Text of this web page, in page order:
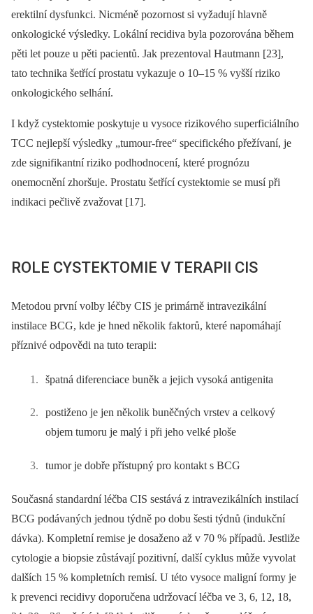
erektilní dysfunkci. Nicméně pozornost si vyžadují hlavně
onkologické výsledky. Lokální recidiva byla pozorována během
pěti let pouze u pěti pacientů. Jak prezentoval Hautmann [23],
tato technika šetřící prostatu vykazuje o 10–15 % vyšší riziko
onkologického selhání.
I když cystektomie poskytuje u vysoce rizikového superficiálního
TCC nejlepší výsledky „tumour-free“ specifického přežívaní, je
zde signifikantní riziko podhodnocení, které prognózu
onemocnění zhoršuje. Prostatu šetřící cystektomie se musí při
indikaci pečlivě zvažovat [17].
ROLE CYSTEKTOMIE V TERAPII CIS
Metodou první volby léčby CIS je primárně intravezikální
instilace BCG, kde je hned několik faktorů, které napomáhají
příznivé odpovědi na tuto terapii:
špatná diferenciace buněk a jejich vysoká antigenita
postiženo je jen několik buněčných vrstev a celkový
objem tumoru je malý i při jeho velké ploše
tumor je dobře přístupný pro kontakt s BCG
Současná standardní léčba CIS sestává z intravezikálních instilací
BCG podávaných jednou týdně po dobu šesti týdnů (indukční
dávka). Kompletní remise je dosaženo až v 70 % případů. Jestliže
cytologie a biopsie zůstávají pozitivní, další cyklus může vyvolat
dalších 15 % kompletních remisí. U této vysoce maligní formy je
k prevenci recidivy doporučena udržovací léčba ve 3, 6, 12, 18,